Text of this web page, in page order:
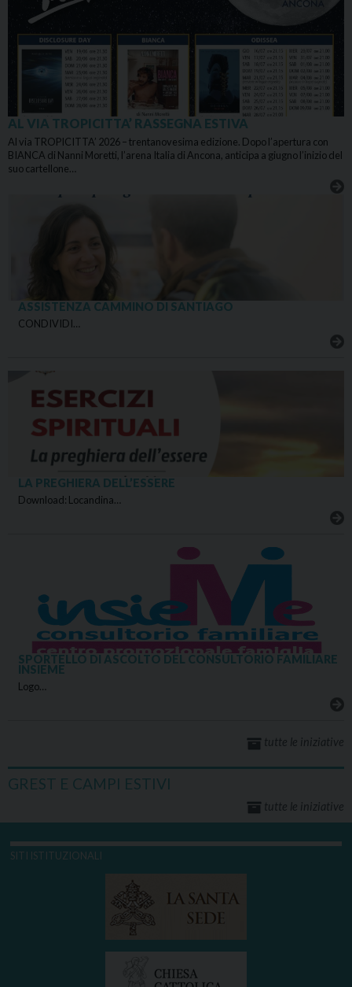
AL VIA TROPICITTA’ RASSEGNA ESTIVA
Al via TROPICITTA’ 2026 – trentanovesima edizione. Dopo l’apertura con
BIANCA di Nanni Moretti, l’arena Italia di Ancona, anticipa a giugno l’inizio del
suo cartellone…
ASSISTENZA CAMMINO DI SANTIAGO
CONDIVIDI…
LA PREGHIERA DELL’ESSERE
Download: Locandina…
SPORTELLO DI ASCOLTO DEL CONSULTORIO FAMILIARE
INSIEME
Logo…
tutte le iniziative
GREST E CAMPI ESTIVI
tutte le iniziative
SITI ISTITUZIONALI